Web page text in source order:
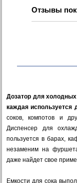
Отзывы
Дозатор для холодных
каждая используется
соков, компотов и
Диспенсер для
пользуется в барах,
незаменим на
даже найдет свое
Емкости для сока